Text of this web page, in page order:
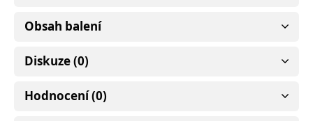
Obsah balení
Diskuze (0)
Hodnocení (0)